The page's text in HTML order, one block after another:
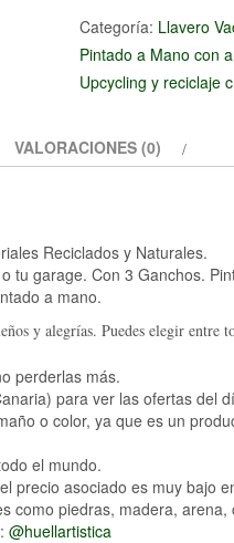
en
el
prado
florido
Categoría: Llavero
Pintado a Mano con
Upcycling y reciclaje
VALORACIONES (0)
Reciclados y Naturales.
tu garage. Con 3 Ganchos.
a mano.
y alegrías. Puedes elegir entre
perderlas más.
para ver las ofertas del
o color, ya que es un
el mundo.
precio asociado es muy bajo
como piedras, madera, arena,
@huellartistica